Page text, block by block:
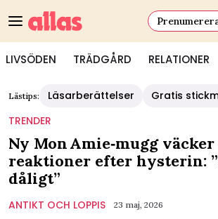
LIVSÖDEN TRÄDGÅRD RELATIONER
Lästips: Läsarberättelser Gratis
TRENDER
Ny Mon Amie‑mugg
reaktioner efter hysterin:
dåligt”
ANTIKT OCH LOPPIS 23 maj, 2026